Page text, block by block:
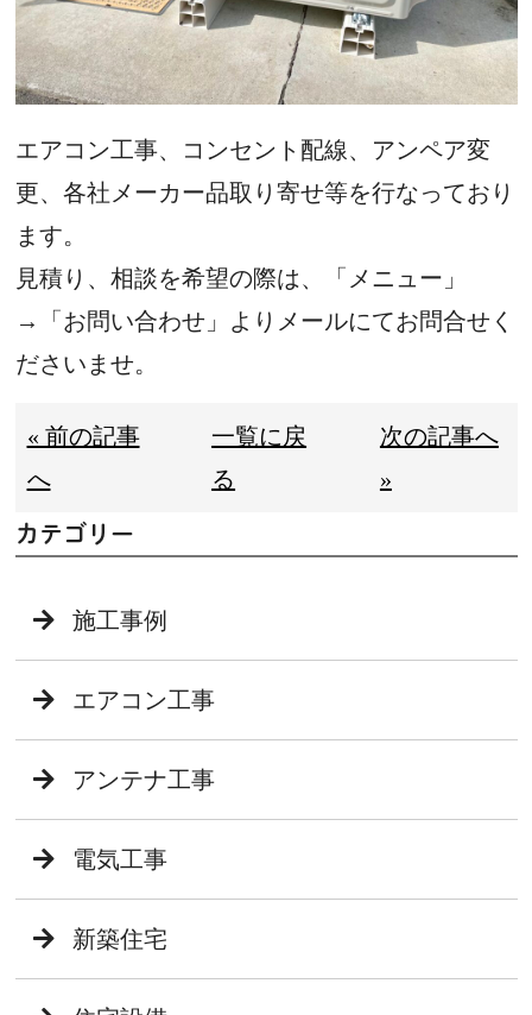
エアコン工事、コンセント配線、アンペア変
更、各社メーカー品取り寄せ等を行なっており
ます。
見積り、相談を希望の際は、「メニュー」
→「お問い合わせ」よりメールにてお問合せく
ださいませ。
« 前の記事
へ
一覧に戻
る
次の記事へ
»
カテゴリー
施工事例
エアコン工事
アンテナ工事
電気工事
新築住宅